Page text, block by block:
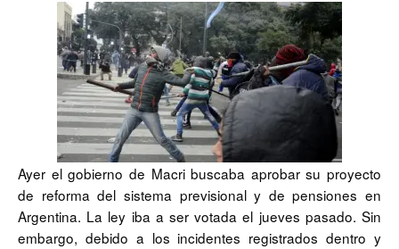
Ayer el gobierno de Macri buscaba aprobar su proyecto
de reforma del sistema previsional y de pensiones en
Argentina. La ley iba a ser votada el jueves pasado. Sin
embargo, debido a los incidentes registrados dentro y